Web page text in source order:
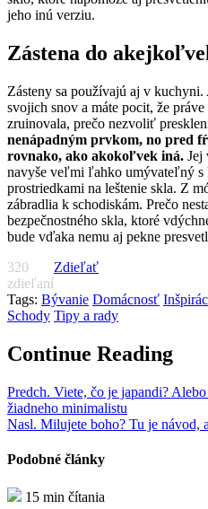
jeho inú verziu.
Zástena do
Zásteny sa používajú aj v
svojich snov a máte pocit, že
zruinovala, prečo nezvoliť
nenápadným prvkom, no pred
rovnako, ako akokoľvek iná. Jej
navyše veľmi ľahko umývateľný s
prostriedkami na leštenie skla. Z
zábradlia k schodiskám. Prečo
bezpečnostného skla, ktoré
bude vďaka nemu aj pekne
320
zdieľaní
Zdieľať
Tags: Bývanie Domácnosť
Schody Tipy a rady
Continue Reading
Predch. Viete, čo je japandi?
žiadneho minimalistu
Nasl. Milujete boho? Tu je návod,
Podobné články
15 min čítania